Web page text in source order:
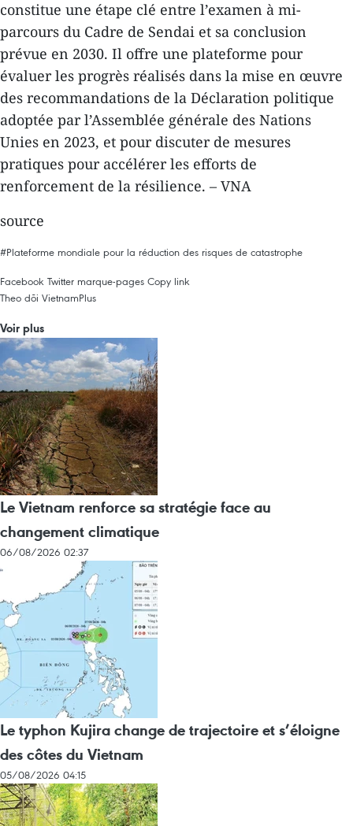
constitue une étape clé entre l’examen à mi-
parcours du Cadre de Sendai et sa conclusion
prévue en 2030. Il offre une plateforme pour
évaluer les progrès réalisés dans la mise en œuvre
des recommandations de la Déclaration politique
adoptée par l’Assemblée générale des Nations
Unies en 2023, et pour discuter de mesures
pratiques pour accélérer les efforts de
renforcement de la résilience. – VNA
source
#Plateforme mondiale pour la réduction des risques de catastrophe
Facebook Twitter marque-pages Copy link
Theo dõi VietnamPlus
Voir plus
Le Vietnam renforce sa stratégie face au
changement climatique
06/08/2026 02:37
Le typhon Kujira change de trajectoire et s’éloigne
des côtes du Vietnam
05/08/2026 04:15